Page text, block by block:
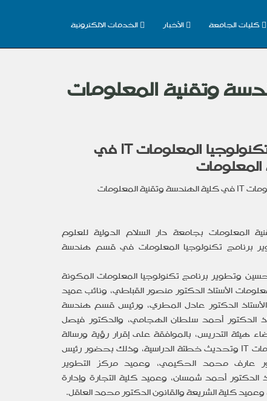
كليات الجامعة الأخبار الخدمات الالكترونية
اقرار وثيقة برنامج تكنولوجيا المعلومات IT في
ITفي كلية الهندسة وتقنية المعلومات
المعلومات بجامعة دار السلام الدولية للعلوم
برنامج تكنولوجيا المعلومات في قسم هندسة
وتطوير برنامج تكنولوجيا المعلومات المكونة
الأستاذ الدكتور منصور القباطي، ونائب عميد
الدكتور عادل المطري، ورئيس قسم هندسة
الدكتور أحمد سلطان الهجامي، والدكتور فيصل
هيئة التدريس، بالموافقة على إقرار رؤية ورسالة
IT وتحديث خطتة الدراسية، وذلك بحضور رئيس
عارف محمد الحكيمي، وعميد مركز التطوير
الدكتور أحمد شمسان، وعميد كلية التجارة وإدارة
وعميد كلية الشريعة والقانون الدكتور محمد العاقل.